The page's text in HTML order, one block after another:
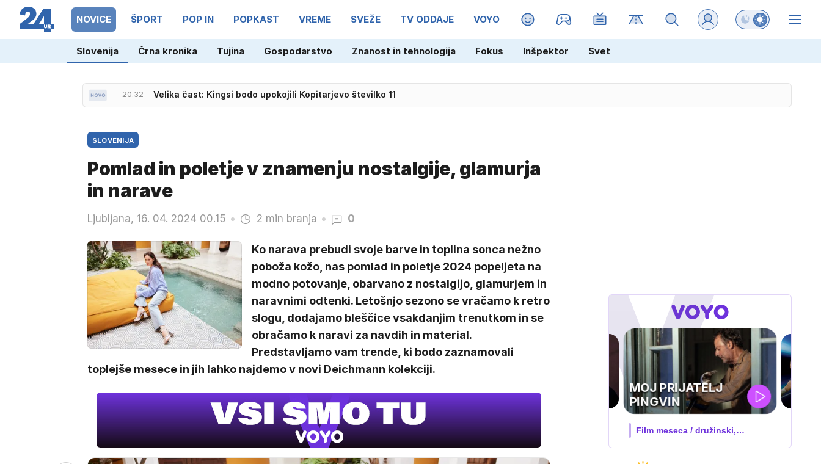
NOVICE ŠPORT POP IN POPKAST VREME SVEŽE TV ODDAJE VOYO MAGAZIN Preklopi barvni
Slovenija Črna kronika Tujina Gospodarstvo Znanost in tehnologija Fokus Inšpektor Svet
20.32 Velika čast: Kingsi bodo upokojili Kopitarjevo številko 11
SLOVENIJA
Pomlad in poletje v znamenju nostalgije, glamurja
in narave
Ljubljana, 16. 04. 2024 00.15 2 min branja 0
Ko narava prebudi svoje barve in toplina sonca nežno
poboža kožo, nas pomlad in poletje 2024 popeljeta na
modno potovanje, obarvano z nostalgijo, glamurjem in
naravnimi odtenki. Letošnjo sezono se vračamo k retro
slogu, dodajamo bleščice vsakdanjim trenutkom in se
obračamo k naravi za navdih in material.
Predstavljamo vam trende, ki bodo zaznamovali
toplejše mesece in jih lahko najdemo v novi Deichmann kolekciji.
UEFA
SUPERPOKAL
V živo na VOYO: sreda ob 20.30